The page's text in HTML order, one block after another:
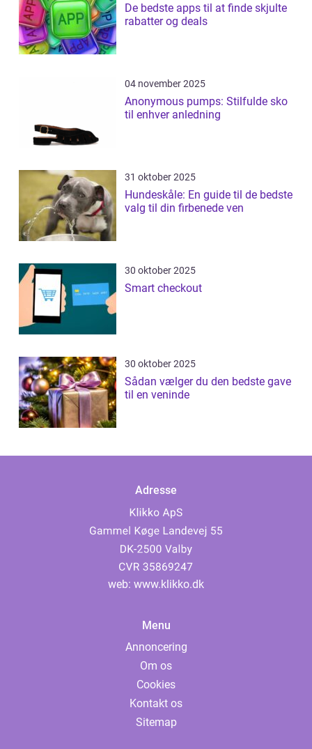
De bedste apps til at finde skjulte
rabatter og deals
04 november 2025
Anonymous pumps: Stilfulde sko
til enhver anledning
31 oktober 2025
Hundeskåle: En guide til de bedste
valg til din firbenede ven
30 oktober 2025
Smart checkout
30 oktober 2025
Sådan vælger du den bedste gave
til en veninde
Adresse
web: www.klikko.dk
Menu
Annoncering
Om os
Cookies
Kontakt os
Sitemap